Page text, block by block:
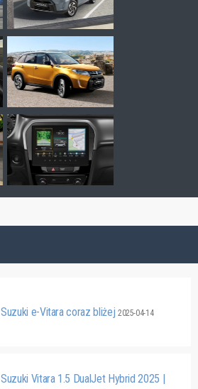
Suzuki e-Vitara coraz bliżej 2025-04-14
Suzuki Vitara 1.5 DualJet Hybrid 2025 |